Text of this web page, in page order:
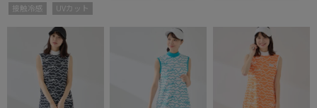
接触冷感
UVカット